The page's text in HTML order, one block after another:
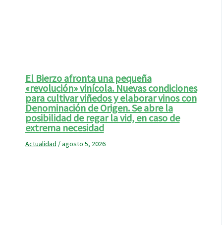
El Bierzo afronta una pequeña
«revolución» vinícola. Nuevas condiciones
para cultivar viñedos y elaborar vinos con
Denominación de Origen. Se abre la
posibilidad de regar la vid, en caso de
extrema necesidad
Actualidad /agosto 5, 2026